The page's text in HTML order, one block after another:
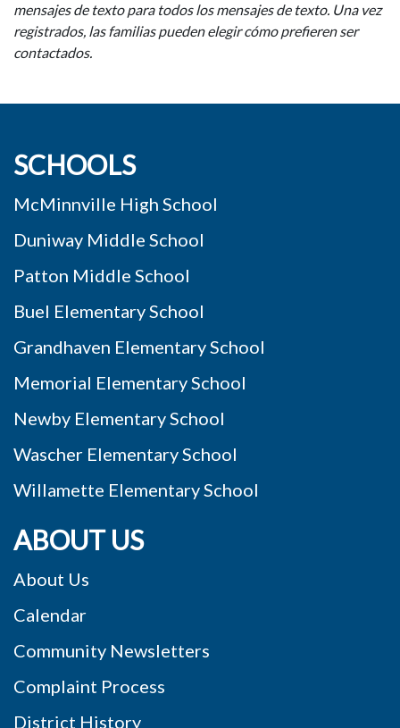
mensajes de texto para todos los mensajes de texto. Una vez
registrados, las familias pueden elegir cómo prefieren ser
contactados.
SCHOOLS
McMinnville High School
Duniway Middle School
Patton Middle School
Buel Elementary School
Grandhaven Elementary School
Memorial Elementary School
Newby Elementary School
Wascher Elementary School
Willamette Elementary School
ABOUT US
About Us
Calendar
Community Newsletters
Complaint Process
District History